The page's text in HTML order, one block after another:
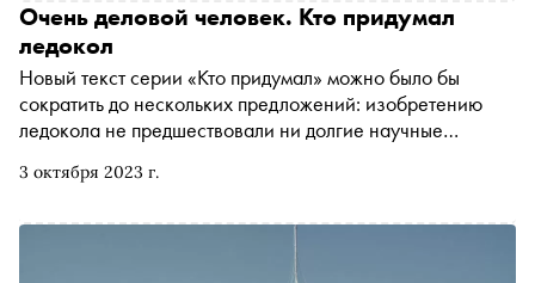
3 октября 2023 г.
Очень деловой человек. Кто придумал
ледокол
Новый текст серии «Кто придумал» можно было бы
сократить до нескольких предложений: изобретению
ледокола не предшествовали ни долгие научные
неудачных образцов. Однако развернутое
обстоятельства: создателем ледокола был не ученый, а